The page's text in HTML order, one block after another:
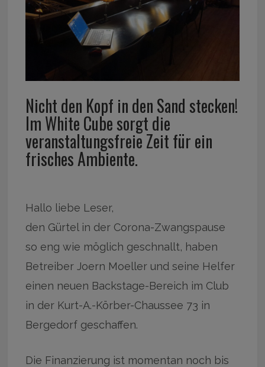
Nicht den Kopf in den Sand stecken!
Im White Cube sorgt die
veranstaltungsfreie Zeit für ein
frisches Ambiente.
Hallo liebe Leser,
den Gürtel in der Corona-Zwangspause
so eng wie möglich geschnallt, haben
Betreiber Joern Moeller und seine Helfer
einen neuen Backstage-Bereich im Club
in der Kurt-A.-Körber-Chaussee 73 in
Bergedorf geschaffen.
Die Finanzierung ist momentan noch bis